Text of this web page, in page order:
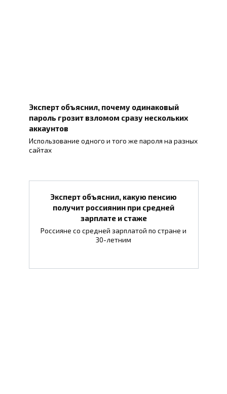
Эксперт объяснил, почему одинаковый
пароль грозит взломом сразу нескольких
аккаунтов
Использование одного и того же пароля на разных
сайтах
Эксперт объяснил, какую пенсию
получит россиянин при средней
зарплате и стаже
Россияне со средней зарплатой по стране и
30-летним